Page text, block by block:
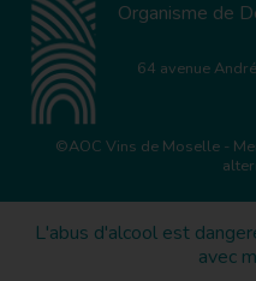
Organisme de
64 avenue
©AOC Vins de Moselle-
L'abus d'alcool est
avec